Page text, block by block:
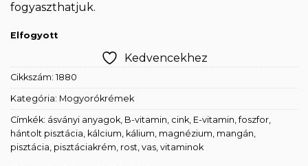
fogyaszthatjuk.
Elfogyott
Kedvencekhez
Cikkszám: 1880
Kategória: Mogyorókrémek
Címkék: ásványi anyagok, B-vitamin, cink, E-vitamin,foszfor,
hántolt pisztácia, kálcium, kálium, magnézium, mangán,
pisztácia, pisztáciakrém, rost, vas, vitaminok